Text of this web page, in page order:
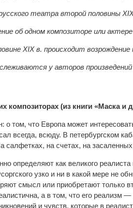
театра второй половины
об одном композиторе или
XIX в. происходит
у авторов
композиторах (из книги «Маска и
о том, что Европа может
всегда, всюду. В петербургском
салфетках, на счетах, на
определяют как великого
узко и ни в какой мере не
смысл или приобретают только
а в том, что его реализм
и чувств, которые в